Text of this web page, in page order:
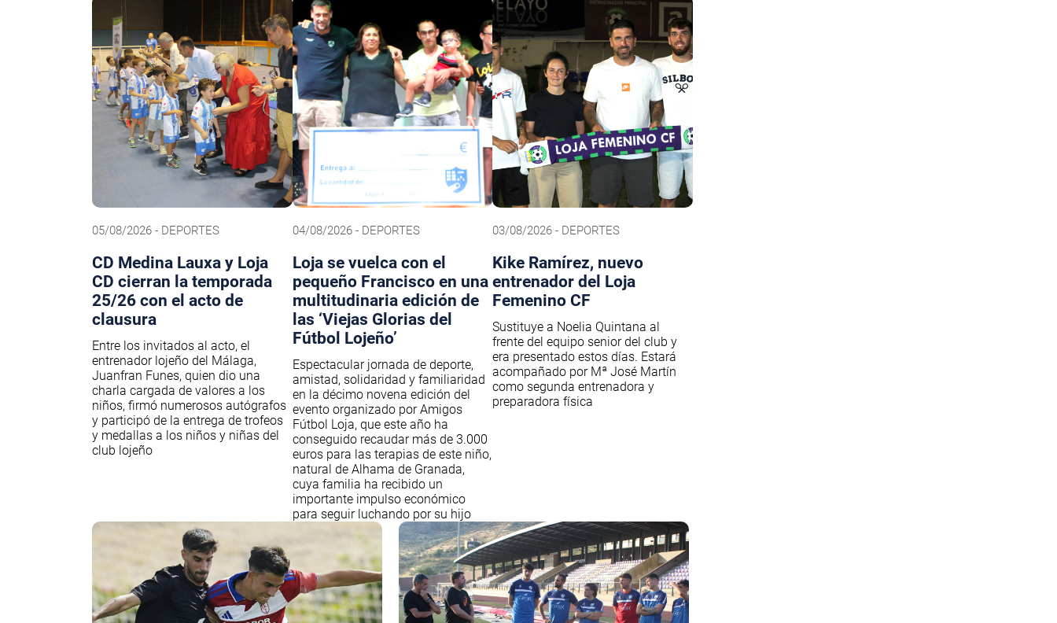
05/08/2026 - DEPORTES
CD Medina Lauxa y Loja
CD cierran la temporada
25/26 con el acto de
clausura
Entre los invitados al acto, el
entrenador lojeño del Málaga,
Juanfran Funes, quien dio una
charla cargada de valores a los
niños, firmó numerosos autógrafos
y participó de la entrega de trofeos
y medallas a los niños y niñas del
club lojeño
04/08/2026 - DEPORTES
Loja se vuelca con el
pequeño Francisco en una
multitudinaria edición de
las ‘Viejas Glorias del
Fútbol Lojeño’
Espectacular jornada de deporte,
amistad, solidaridad y familiaridad
en la décimo novena edición del
evento organizado por Amigos
Fútbol Loja, que este año ha
conseguido recaudar más de 3.000
euros para las terapias de este niño,
natural de Alhama de Granada,
cuya familia ha recibido un
importante impulso económico
para seguir luchando por su hijo
03/08/2026 - DEPORTES
Kike Ramírez, nuevo
entrenador del Loja
Femenino CF
Sustituye a Noelia Quintana al
frente del equipo senior del club y
era presentado estos días. Estará
acompañado por Mª José Martín
como segunda entrenadora y
preparadora física